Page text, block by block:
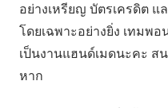
อย่างเหรียญ บัตรเครดิต แ
โดยเฉพาะอย่างยิ่ง เทมพ
เป็นงานแฮนด์เมดนะคะ ส
หาก